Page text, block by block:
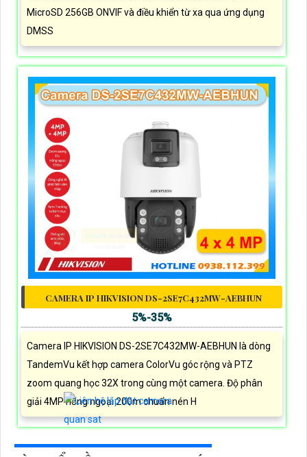
MicroSD 256GB ONVIF và điều khiển từ xa qua ứng dụng
DMSS
CAMERA IP HIKVISION DS-2SE7C432MW-AEBHUN
5%-35%
Camera IP HIKVISION DS-2SE7C432MW-AEBHUN là dòng
TandemVu kết hợp camera ColorVu góc rộng và PTZ
zoom quang học 32X trong cùng một camera. Độ phân
giải 4MP hồng ngoại 200m chuẩn nén H